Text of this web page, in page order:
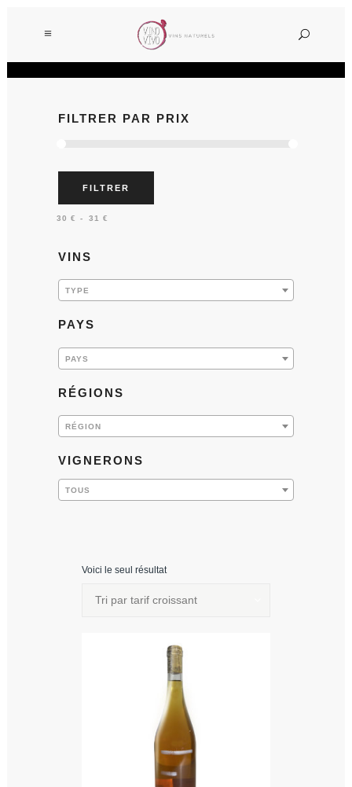
FILTRER PAR PRIX
FILTRER
30 €— 31 €
VINS
TYPE
PAYS
PAYS
RÉGIONS
RÉGION
VIGNERONS
TOUS
Voici le seul résultat
Tri par tarif croissant